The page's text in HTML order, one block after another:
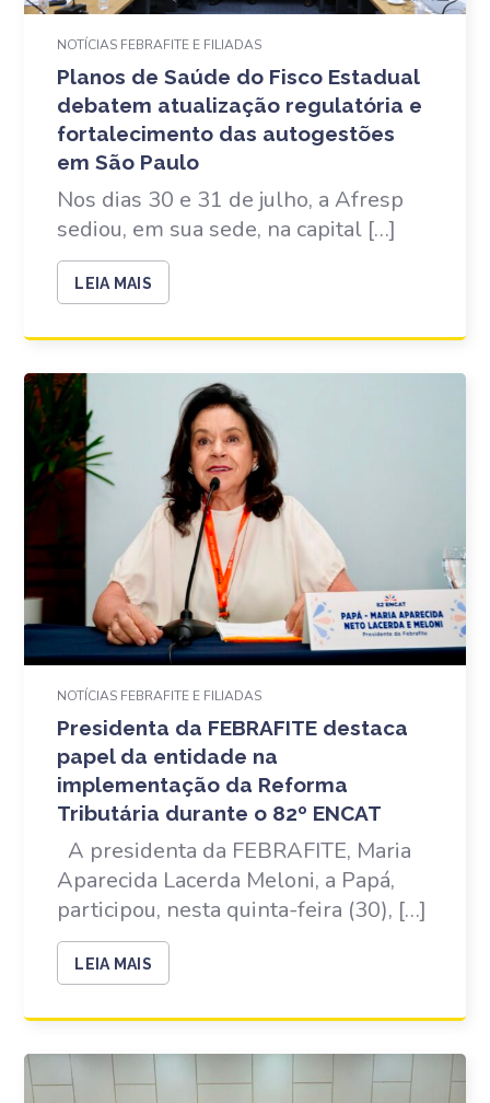
NOTÍCIAS FEBRAFITE E FILIADAS
Planos de Saúde do Fisco Estadual
debatem atualização regulatória e
fortalecimento das autogestões
em São Paulo
Nos dias 30 e 31 de julho, a Afresp
sediou, em sua sede, na capital […]
LEIA MAIS
NOTÍCIAS FEBRAFITE E FILIADAS
Presidenta da FEBRAFITE destaca
papel da entidade na
implementação da Reforma
Tributária durante o 82º ENCAT
A presidenta da FEBRAFITE, Maria
Aparecida Lacerda Meloni, a Papá,
participou, nesta quinta-feira (30), […]
LEIA MAIS